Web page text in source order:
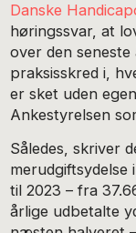
Danske
høringssvar, at
over den
praksisskred i,
er sket uden
Ankestyrelsen
Således, skriver
til 2023 – fra
årlige udbetalte